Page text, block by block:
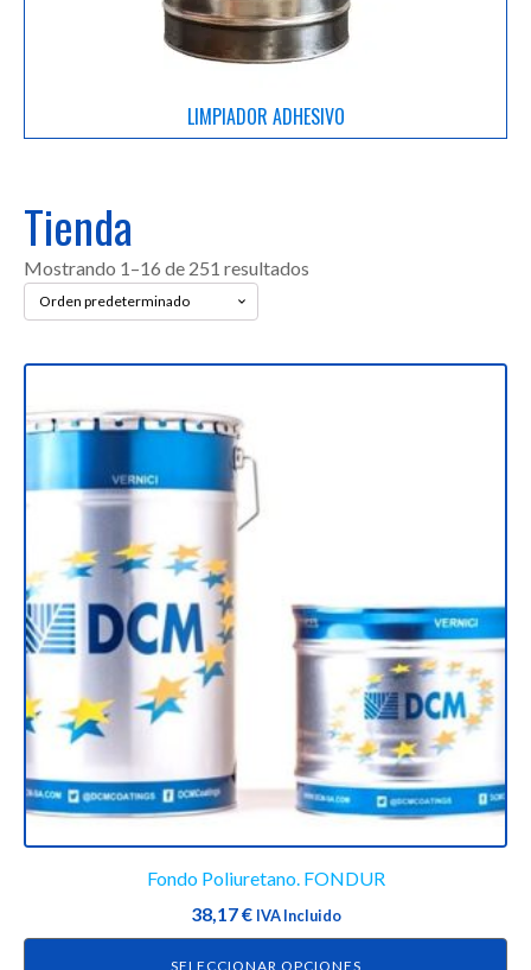
LIMPIADOR ADHESIVO
Tienda
Mostrando 1–16 de 251 resultados
Fondo Poliuretano. FONDUR
38,17€ IVA Incluido
SELECCIONAR OPCIONES
producto
tiene
variantes.
opciones
se
pueden
elegir
la
página
producto